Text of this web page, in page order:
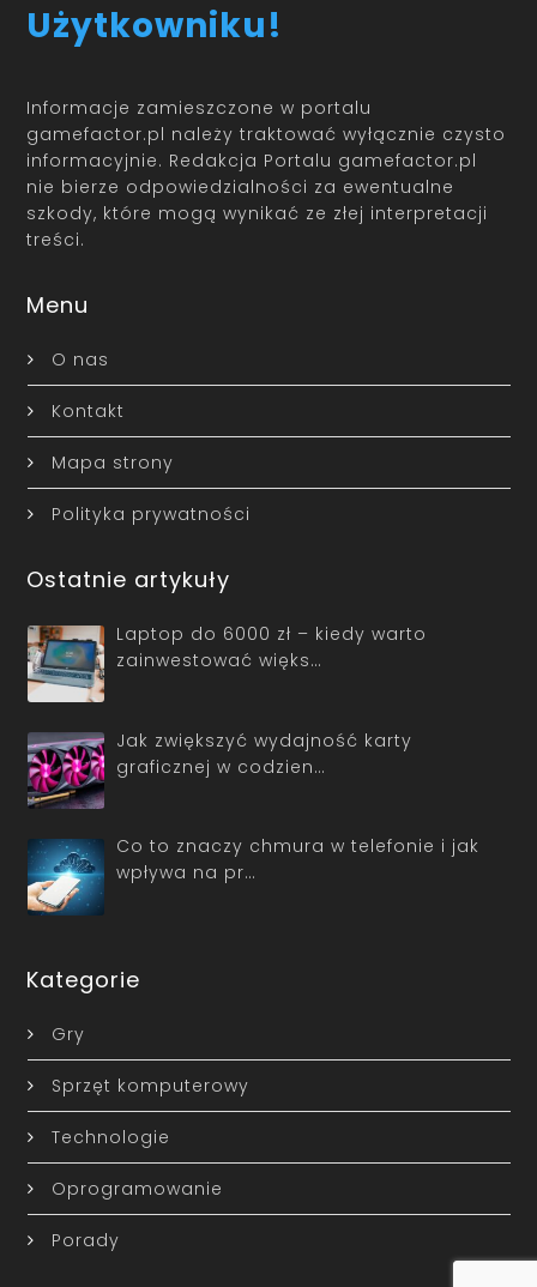
Użytkowniku!
Informacje zamieszczone w portalu
gamefactor.pl należy traktować wyłącznie czysto
informacyjnie. Redakcja Portalu gamefactor.pl
nie bierze odpowiedzialności za ewentualne
szkody, które mogą wynikać ze złej interpretacji
treści.
Menu
O nas
Kontakt
Mapa strony
Polityka prywatności
Ostatnie artykuły
Laptop do 6000 zł – kiedy warto
zainwestować więks…
Jak zwiększyć wydajność karty
graficznej w codzien…
Co to znaczy chmura w telefonie i jak
wpływa na pr…
Kategorie
Gry
Sprzęt komputerowy
Technologie
Oprogramowanie
Porady